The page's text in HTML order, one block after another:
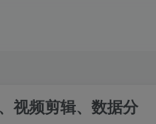
视频剪辑、数据分